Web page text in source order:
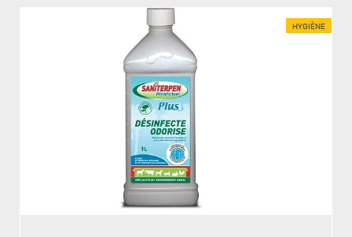
HYGIÈNE